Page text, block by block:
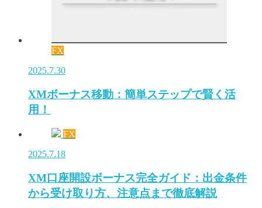
FX
2025.7.30
XMボーナス移動：簡単ステップで賢く活
用！
FX
2025.7.18
XM口座開設ボーナス完全ガイド：出金条件
から受け取り方、注意点まで徹底解説